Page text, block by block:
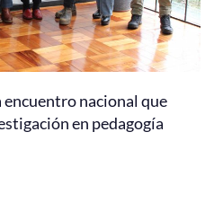
encuentro nacional que
en pedagogía